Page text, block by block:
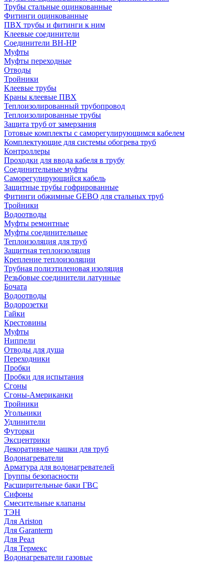
Трубы стальные оцинкованные
Фитинги оцинкованные
ПВХ трубы и фитинги к ним
Клеевые соединители
Соединители ВН-НР
Муфты
Муфты переходные
Отводы
Тройники
Клеевые трубы
Краны клеевые ПВХ
Теплоизолированный трубопровод
Теплоизолированные трубы
Защита труб от замерзания
Готовые комплекты с саморегулирующимся кабелем
Комплектующие для системы обогрева труб
Контроллеры
Проходки для ввода кабеля в трубу
Соединительные муфты
Саморегулирующийся кабель
Защитные трубы гофрированные
Фитинги обжимные GEBO для стальных труб
Тройники
Водоотводы
Муфты ремонтные
Муфты соединительные
Теплоизоляция для труб
Защитная теплоизоляция
Крепление теплоизоляции
Трубная полиэтиленовая изоляция
Резьбовые соединители латунные
Бочата
Водоотводы
Водорозетки
Гайки
Крестовины
Муфты
Ниппели
Отводы для душа
Переходники
Пробки
Пробки для испытания
Сгоны
Сгоны-Американки
Тройники
Угольники
Удлинители
Футорки
Эксцентрики
Декоративные чашки для труб
Водонагреватели
Арматура для водонагревателей
Группы безопасности
Расширительные баки ГВС
Сифоны
Смесительные клапаны
ТЭН
Для Ariston
Для Garanterm
Для Реал
Для Термекс
Водонагреватели газовые